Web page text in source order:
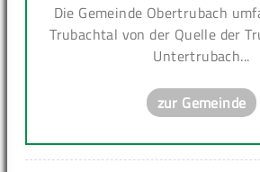
Die Gemeinde Obertrubach
Trubachtal von der Quelle der
Untertrubach...
zur Gemeinde